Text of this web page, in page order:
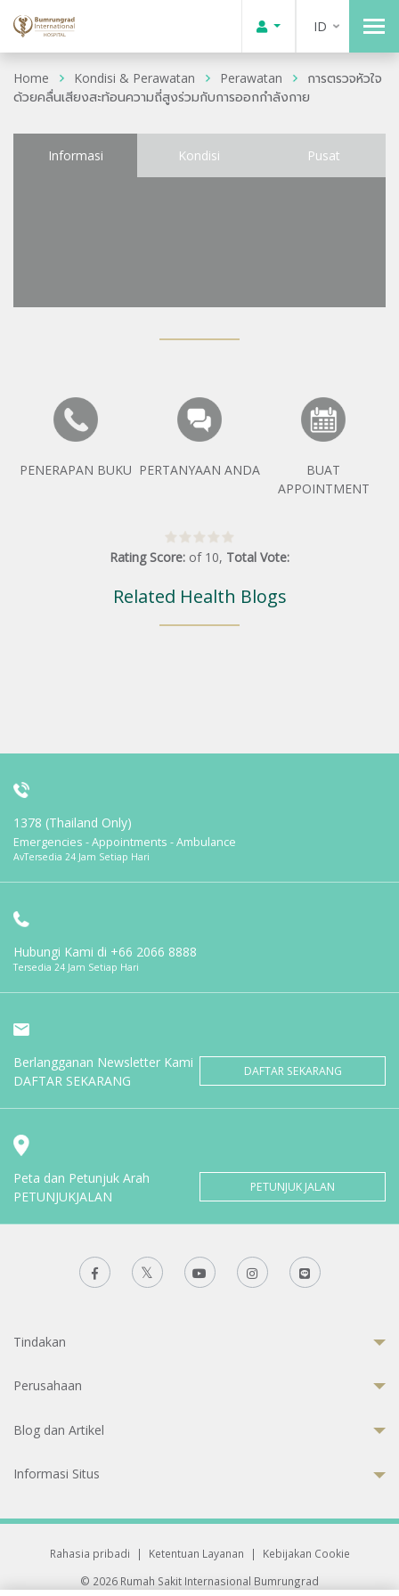
ID
Home Kondisi & Perawatan Perawatan
การตรวจหัวใจ
ด้วยคลื่นเสียงสะท้อนความถี่สูงร่วมกับการออกกำลังกาย
Informasi Kondisi Pusat
PENERAPAN BUKU PERTANYAAN ANDA
BUAT
APPOINTMENT
Rating Score: of 10, Total Vote:
Related Health Blogs
1378 (Thailand Only)
Emergencies - Appointments - Ambulance
AvTersedia 24 Jam Setiap Hari
Hubungi Kami di +66 2066 8888
Tersedia 24 Jam Setiap Hari
Berlangganan Newsletter Kami
DAFTAR SEKARANG
DAFTAR SEKARANG
Peta dan Petunjuk Arah
PETUNJUKJALAN
PETUNJUK JALAN
Tindakan
Perusahaan
Blog dan Artikel
Informasi Situs
Rahasia pribadi | Ketentuan Layanan |
Kebijakan Cookie
© 2026 Rumah Sakit Internasional Bumrungrad